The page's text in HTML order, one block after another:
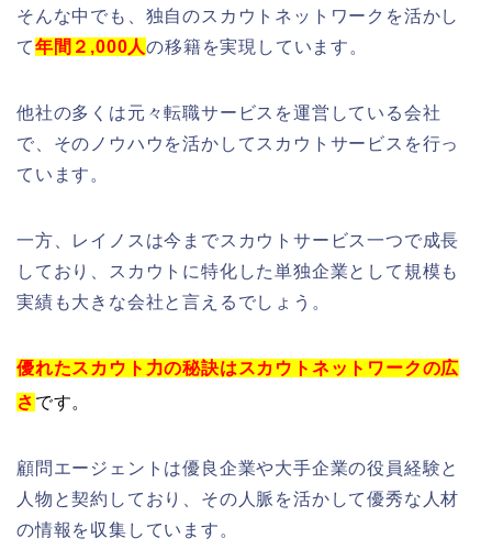
そんな中でも、独自のスカウトネットワークを活かし
て年間２,000人の移籍を実現しています。
他社の多くは元々転職サービスを運営している会社
で、そのノウハウを活かしてスカウトサービスを行っ
ています。
一方、レイノスは今までスカウトサービス一つで成長
しており、スカウトに特化した単独企業として規模も
実績も大きな会社と言えるでしょう。
優れたスカウト力の秘訣はスカウトネットワークの広
さ です。
顧問エージェントは優良企業や大手企業の役員経験と
人物と契約しており、その人脈を活かして優秀な人材
の情報を収集しています。